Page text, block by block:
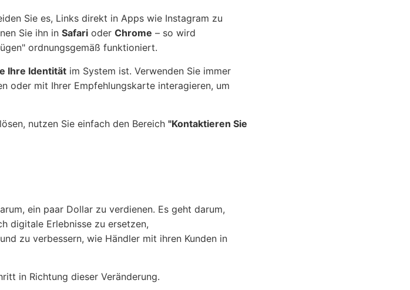
Sie es, Links direkt in Apps wie Instagram zu
Sie ihn in Safari oder Chrome – so wird
ordnungsgemäß funktioniert.
Ihre Identität im System ist. Verwenden Sie immer
oder mit Ihrer Empfehlungskarte interagieren, um
nutzen Sie einfach den Bereich "Kontaktieren Sie
ein paar Dollar zu verdienen. Es geht darum,
digitale Erlebnisse zu ersetzen,
zu verbessern, wie Händler mit ihren Kunden in
in Richtung dieser Veränderung.